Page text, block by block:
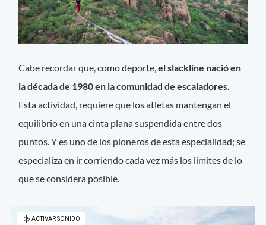
Cabe recordar que, como deporte,el slackline nació en
la década de 1980 en la comunidad de escaladores.
Esta actividad, requiere que los atletas mantengan el
equilibrio en una cinta plana suspendida entre dos
puntos. Y es uno de los pioneros de esta especialidad; se
especializa en ir corriendo cada vez más los límites de lo
que se considera posible.